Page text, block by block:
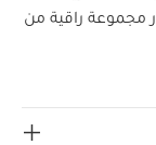
لتناسب عام 2023 لابتكار مجموعة راقية من
إعجاب الجميع
النباتات